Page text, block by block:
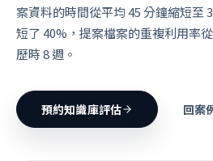
案資料的時間從平均 45 分鐘縮短至
短了 40%，提案檔案的重複利用率
歷時 8 週。
預約知識庫評估 回案